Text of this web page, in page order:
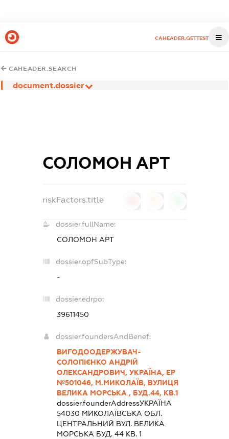
CAHEADER.GETTEST
CAHEADER.SEARCH
document.dossier
СОЛОМОН АРТ
riskFactors.title
dossier.fullName:
СОЛОМОН АРТ
dossier.opfSubType:
-
dossier.edrpo:
39611450
dossier.foundersAndBenef:
ВИГОДООДЕРЖУВАЧ-
СОЛОПІЄНКО АНДРІЙ
ОЛЕКСАНДРОВИЧ, УКРАЇНА, ЕР
№501046, М.МИКОЛАЇВ, ВУЛИЦЯ
ВЕЛИКА МОРСЬКА , БУД.44, КВ.1
dossier.founderAddressУКРАЇНА
54030 МИКОЛАЇВСЬКА ОБЛ.
ЦЕНТРАЛЬНИЙ ВУЛ. ВЕЛИКА
МОРСЬКА БУД. 44 КВ. 1